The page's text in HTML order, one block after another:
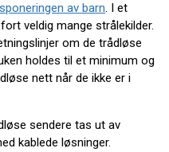
av barn. I et
veldig mange strålekilder.
om de trådløse
holdes til et minimum og
nett når de ikke er i
sendere tas ut av
kablede løsninger.